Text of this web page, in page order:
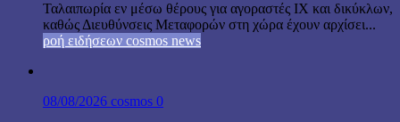
Ταλαιπωρία εν μέσω θέρους για αγοραστές ΙΧ και δικύκλων,
καθώς Διευθύνσεις Μεταφορών στη χώρα έχουν αρχίσει...
ροή ειδήσεων cosmos news
08/08/2026 cosmos 0